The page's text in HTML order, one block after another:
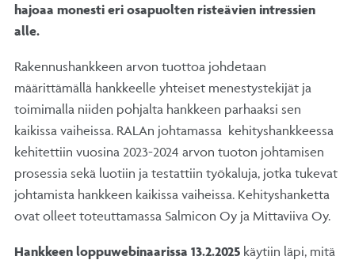
hajoaa monesti eri osapuolten risteävien intressien
alle.
Rakennushankkeen arvon tuottoa johdetaan
määrittämällä hankkeelle yhteiset menestystekijät ja
toimimalla niiden pohjalta hankkeen parhaaksi sen
kaikissa vaiheissa. RALAn johtamassa kehityshankkeessa
kehitettiin vuosina 2023-2024 arvon tuoton johtamisen
prosessia sekä luotiin ja testattiin työkaluja, jotka tukevat
johtamista hankkeen kaikissa vaiheissa. Kehityshanketta
ovat olleet toteuttamassa Salmicon Oy ja Mittaviiva Oy.
Hankkeen loppuwebinaarissa 13.2.2025 käytiin läpi, mitä